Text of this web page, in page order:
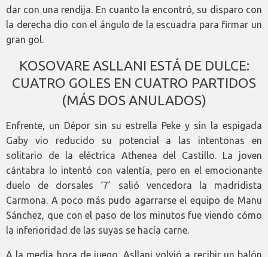
dar con una rendija. En cuanto la encontró, su disparo con
la derecha dio con el ángulo de la escuadra para firmar un
gran gol.
KOSOVARE ASLLANI ESTÁ DE DULCE:
CUATRO GOLES EN CUATRO PARTIDOS
(MÁS DOS ANULADOS)
Enfrente, un Dépor sin su estrella Peke y sin la espigada
Gaby vio reducido su potencial a las intentonas en
solitario de la eléctrica Athenea del Castillo. La joven
cántabra lo intentó con valentía, pero en el emocionante
duelo de dorsales ‘7’ salió vencedora la madridista
Carmona. A poco más pudo agarrarse el equipo de Manu
Sánchez, que con el paso de los minutos fue viendo cómo
la inferioridad de las suyas se hacía carne.
A la media hora de juego, Asllani volvió a recibir un balón